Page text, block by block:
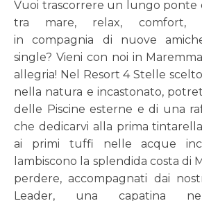
Vuoi trascorrere un lungo ponte
tra mare, relax, comfort,
in compagnia di nuove
single? Vieni con noi in
allegria! Nel Resort 4 Stelle
nella natura e incastonato,
delle Piscine esterne e di una
che dedicarvi alla prima
ai primi tuffi nelle acque
lambiscono la splendida costa di
perdere, accompagnati dai
Leader, una capatina